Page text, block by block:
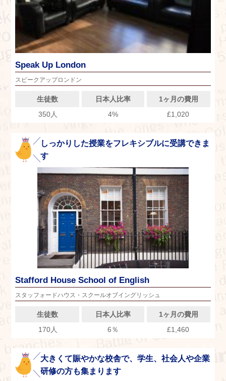
Speak Up London
スピークアップロンドン
生徒数 日本人比率
1ヶ月の費用
350人
4% £1,020
しっかりした授業をフレキシブルに受講できま
す
Stafford House School of English
スタッフォードハウス・スクールオブイングリッシュ
生徒数 日本人比率
1ヶ月の費用
170人
6％ £1,460
大きくて賑やかな校舎で、学生、社会人や企業
研修の方も集まります